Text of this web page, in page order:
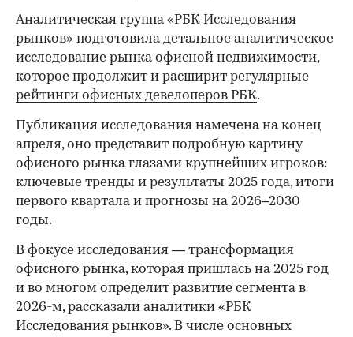
Аналитическая группа «РБК Исследования
рынков» подготовила детальное аналитическое
исследование рынка офисной недвижимости,
которое продолжит и расширит регулярные
рейтинги офисных девелоперов РБК.
Публикация исследования намечена на конец
апреля, оно представит подробную картину
офисного рынка глазами крупнейших игроков:
ключевые тренды и результаты 2025 года, итоги
первого квартала и прогнозы на 2026–2030
годы.
В фокусе исследования — трансформация
офисного рынка, которая пришлась на 2025 год
и во многом определит развитие сегмента в
2026-м, рассказали аналитики «РБК
Исследования рынков». В числе основных